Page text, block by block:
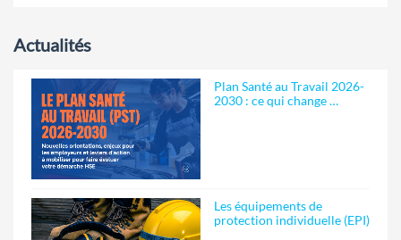
Actualités
Plan Santé au Travail 2026-
2030 : ce qui change …
Les équipements de
protection individuelle (EPI)